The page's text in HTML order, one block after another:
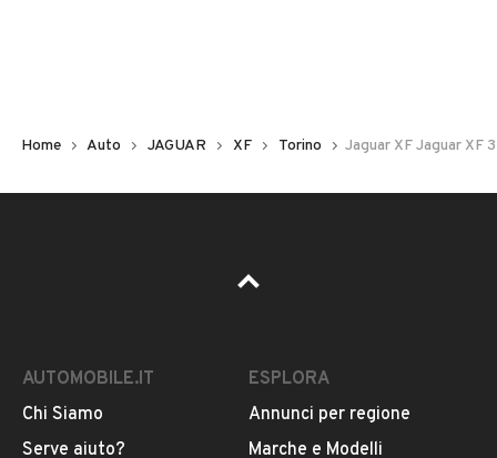
Pubblicità
Home Auto JAGUAR XF Torino Jaguar XF Jaguar XF
AUTOMOBILE.IT
Chi Siamo
Serve aiuto?
ESPLORA
Annunci per regione
Marche e Modelli